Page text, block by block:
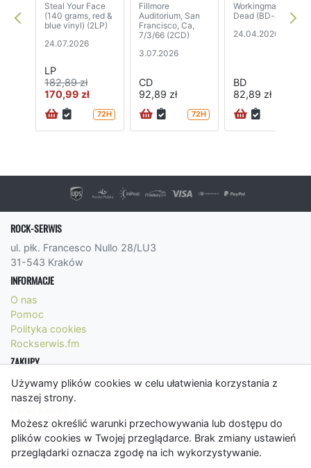
Używamy plików cookies w celu ułatwienia korzystania z
naszej strony.
Możesz określić warunki przechowywania lub dostępu do
plików cookies w Twojej przeglądarce. Brak zmiany ustawień
przeglądarki oznacza zgodę na ich wykorzystywanie.
Steal Your Face
(140 grams, red &
blue vinyl) (2LP)
24.07.2026
LP
182,89 zł
170,99 zł
72H
Fillmore
Auditorium, San
Francisco, Ca,
7/3/66 (2CD)
3.07.2026
CD
92,89 zł
72H
Workingman's
Dead (BD-audio)
24.04.2026
BD
82,89 zł
ROCK-SERWIS
ul. płk. Francesco Nullo 28/LU3
31-543 Kraków
INFORMACJE
O nas
Pomoc
Polityka cookies
Rockserwis.fm
ZAKUPY
Formy płatności
Koszty wysyłki
Regulamin
KONTAKT
bok@rockserwis.pl